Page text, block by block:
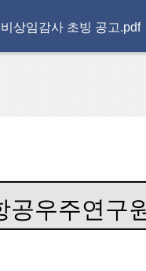
상임감사 초빙 공고.pdf
공우주연구